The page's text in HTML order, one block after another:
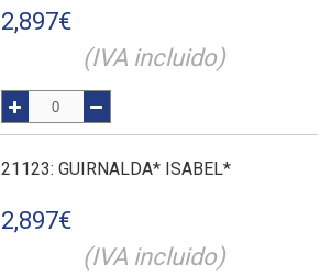
2,897€
(IVA incluido)
21123: GUIRNALDA* ISABEL*
2,897€
(IVA incluido)